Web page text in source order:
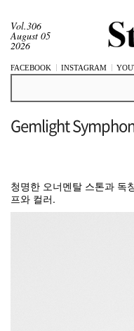
Vol.306
August 05
2026
FACEBOOK INSTAGRAM
Gemlight
청명한 오너멘탈 스톤과 독
프와 컬러.